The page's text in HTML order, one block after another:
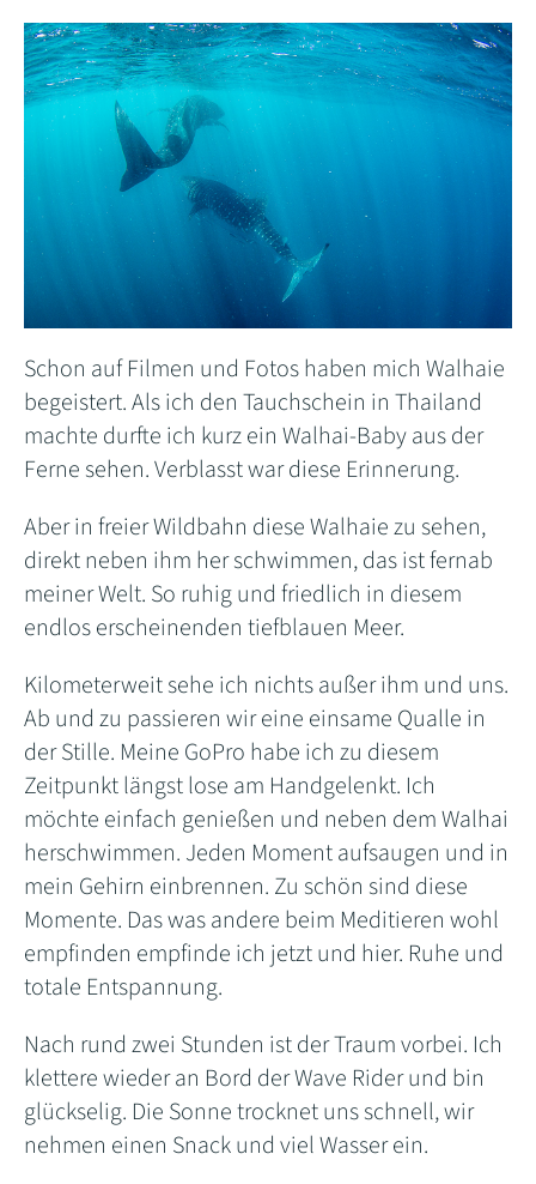
Schon auf Filmen und Fotos haben mich Walhaie
begeistert. Als ich den Tauchschein in Thailand
machte durfte ich kurz ein Walhai-Baby aus der
Ferne sehen. Verblasst war diese Erinnerung.
Aber in freier Wildbahn diese Walhaie zu sehen,
direkt neben ihm her schwimmen, das ist fernab
meiner Welt. So ruhig und friedlich in diesem
endlos erscheinenden tiefblauen Meer.
Kilometerweit sehe ich nichts außer ihm und uns.
Ab und zu passieren wir eine einsame Qualle in
der Stille. Meine GoPro habe ich zu diesem
Zeitpunkt längst lose am Handgelenkt. Ich
möchte einfach genießen und neben dem Walhai
herschwimmen. Jeden Moment aufsaugen und in
mein Gehirn einbrennen. Zu schön sind diese
Momente. Das was andere beim Meditieren wohl
empfinden empfinde ich jetzt und hier. Ruhe und
totale Entspannung.
Nach rund zwei Stunden ist der Traum vorbei. Ich
klettere wieder an Bord der Wave Rider und bin
glückselig. Die Sonne trocknet uns schnell, wir
nehmen einen Snack und viel Wasser ein.